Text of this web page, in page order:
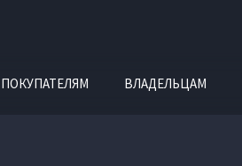
ПОКУПАТЕЛЯМ ВЛАДЕЛЬЦАМ